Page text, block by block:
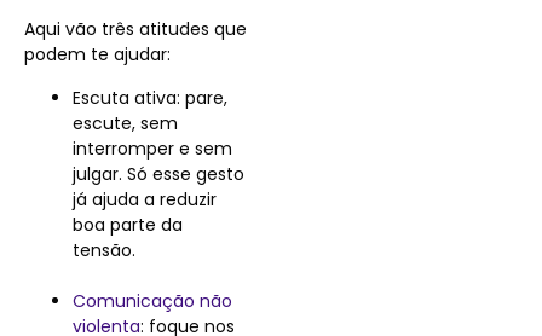
Aqui vão três atitudes que
podem te ajudar:
Escuta ativa: pare,
escute, sem
interromper e sem
julgar. Só esse gesto
já ajuda a reduzir
boa parte da
tensão.
Comunicação não
violenta: foque nos